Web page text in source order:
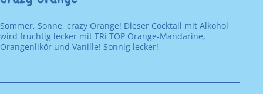
Sommer, Sonne, crazy Orange! Dieser Cocktail mit Alkohol
wird fruchtig lecker mit TRi TOP Orange-Mandarine,
Orangenlikör und Vanille! Sonnig lecker!